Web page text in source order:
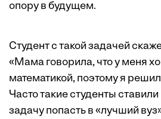
опору в будущем.
Студент с такой задачей
«Мама говорила, что у меня
математикой, поэтому я
Часто такие студенты
задачу попасть в «лучший